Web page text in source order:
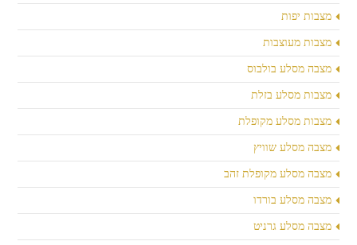
מצבות יפות
מצבות מעוצבות
מצבה מסלע בולבוס
מצבות מסלע בזלת
מצבות מסלע מקופלת
מצבה מסלע שוויץ
מצבה מסלע מקופלת זהב
מצבה מסלע בורדו
מצבה מסלע גרניט